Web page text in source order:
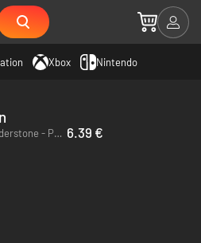
Xbox Nintendo
Goblins of Elderstone - PC (Steam) 6.39 €